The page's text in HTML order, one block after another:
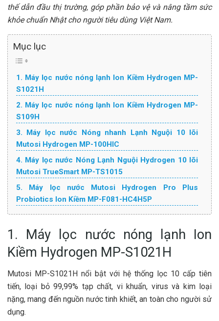
thế dẫn đầu thị trường, góp phần bảo vệ và nâng tầm sức
khỏe chuẩn Nhật cho người tiêu dùng Việt Nam.
Mục lục
1. Máy lọc nước nóng lạnh Ion Kiềm Hydrogen MP-
S1021H
2. Máy lọc nước nóng lạnh Ion Kiềm Hydrogen MP-
S109H
3. Máy lọc nước Nóng nhanh Lạnh Nguội 10 lõi
Mutosi Hydrogen MP-100HIC
4. Máy lọc nước Nóng Lạnh Nguội Hydrogen 10 lõi
Mutosi TrueSmart MP-TS1015
5. Máy lọc nước Mutosi Hydrogen Pro Plus
Probiotics Ion Kiềm MP-F081-HC4H5P
1. Máy lọc nước nóng lạnh Ion
Kiềm Hydrogen MP-S1021H
Mutosi MP-S1021H nổi bật với hệ thống lọc 10 cấp tiên
tiến, loại bỏ 99,99% tạp chất, vi khuẩn, virus và kim loại
nặng, mang đến nguồn nước tinh khiết, an toàn cho người sử
dụng.